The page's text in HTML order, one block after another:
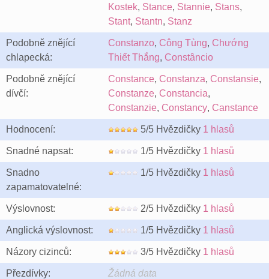
Kostek, Stance, Stannie, Stans,
Stant, Stantn, Stanz
Podobně znějící
chlapecká:
Constanzo, Công Tùng, Chướng
Thiết Thắng, Constâncio
Podobně znějící
dívčí:
Constance, Constanza, Constansie,
Constanze, Constancia,
Constanzie, Constancy, Canstance
Hodnocení: 5/5 Hvězdičky 1 hlasů
Snadné napsat: 1/5 Hvězdičky 1 hlasů
Snadno
zapamatovatelné:
1/5 Hvězdičky 1 hlasů
Výslovnost: 2/5 Hvězdičky 1 hlasů
Anglická výslovnost: 1/5 Hvězdičky 1 hlasů
Názory cizinců: 3/5 Hvězdičky 1 hlasů
Přezdívky: Žádná data